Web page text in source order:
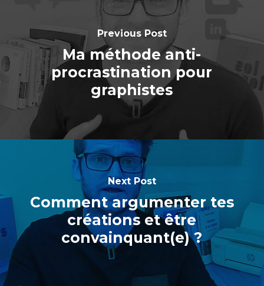
Previous Post
Ma méthode anti-
procrastination pour
graphistes
Next Post
Comment argumenter tes
créations et être
convainquant(e) ?